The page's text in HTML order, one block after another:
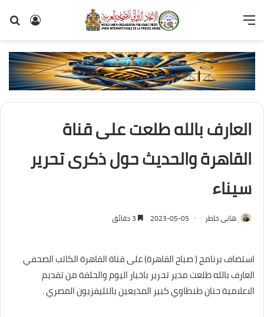
تسجيل
القائمة
العارف بالله طلعت على قناة
القاهرة والحديث حول ذكرى تحرير
سيناء
هانى خاطر 2023-05-05
استضاف برنامج ( صباح القاهرة) على قناة القاهرة الكاتب الصحفي
العارف بالله طلعت مدير تحرير باخبار اليوم والحلقة من تقديم
الاعلامية حنان طنطاوي كبير المذيعين بالتليفزيون المصري .